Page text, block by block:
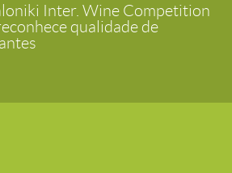
Inter. Wine Competition
qualidade de